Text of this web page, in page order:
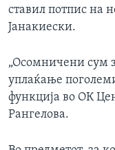
ставил потпис на
Јанакиески.
„Осомничени сум
уплаќање
функција во ОК
Рангелова.